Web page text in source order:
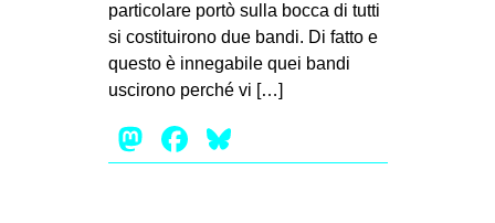
particolare portò sulla bocca di tutti
si costituirono due bandi. Di fatto e
questo è innegabile quei bandi
uscirono perché vi […]
Mastodon
Facebook